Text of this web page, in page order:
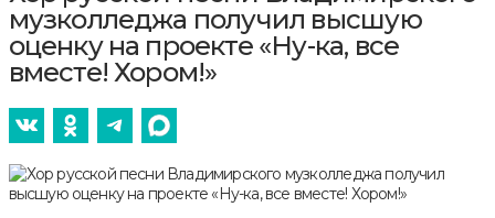
музколледжа получил высшую
оценку на проекте «Ну-ка, все
вместе! Хором!»